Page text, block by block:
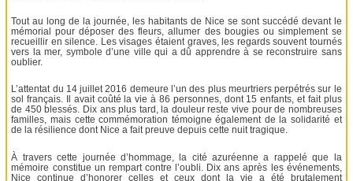
Tout au long de la journée, les habitants de Nice se sont succédé devant le
mémorial pour déposer des fleurs, allumer des bougies ou simplement se
recueillir en silence. Les visages étaient graves, les regards souvent tournés
vers la mer, symbole d’une ville qui a dû apprendre à se reconstruire sans
oublier.
L’attentat du 14 juillet 2016 demeure l’un des plus meurtriers perpétrés sur le
sol français. Il avait coûté la vie à 86 personnes, dont 15 enfants, et fait plus
de 450 blessés. Dix ans plus tard, la douleur reste vive pour de nombreuses
familles, mais cette commémoration témoigne également de la solidarité et
de la résilience dont Nice a fait preuve depuis cette nuit tragique.
À travers cette journée d’hommage, la cité azuréenne a rappelé que la
mémoire constitue un rempart contre l’oubli. Dix ans après les événements,
Nice continue d’honorer celles et ceux dont la vie a été brutalement